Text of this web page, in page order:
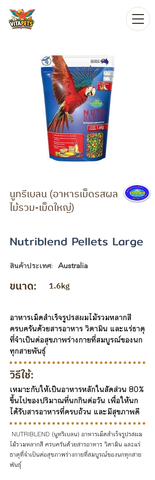
นูทรีเบลน (อาหารเม็ดรสผล
ไม้รวม-เม็ดใหญ่)
Nutriblend Pellets Large
สินค้าประเทศ: Australia
ขนาด: 1.6kg
อาหารเม็ดสำเร็จรูปรสผมไม้รวมหลากสี
ครบครันด้วยสารอาหาร วิตามิน และแร่ธาตุ
ที่จำเป็นต่อสุขภาพร่างกายที่สมบูรณ์ของนก
ทุกสายพันธุ์
วิธีใช้:
เหมาะกับให้เป็นอาหารหลักในสัดส่วน 80%
ขึ้นไปของปริมาณที่นกกินต่อวัน เพื่อให้นก
ได้รับสารอาหารที่ครบถ้วน และมีสุขภาพดี
ไม้รวมหลากสี ครบครันด้วยสารอาหาร วิตามิน และแร่
ธาตุที่จำเป็นต่อสุขภาพร่างกายที่สมบูรณ์ของนกทุกสาย
พันธุ์